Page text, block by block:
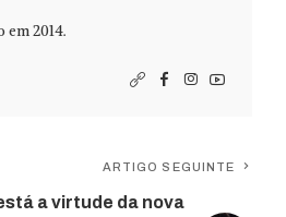
em 2014.
ARTIGO SEGUINTE
a virtude da nova